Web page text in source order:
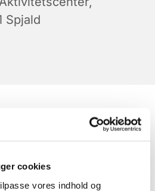
cookies
vores indhold og
Spjald